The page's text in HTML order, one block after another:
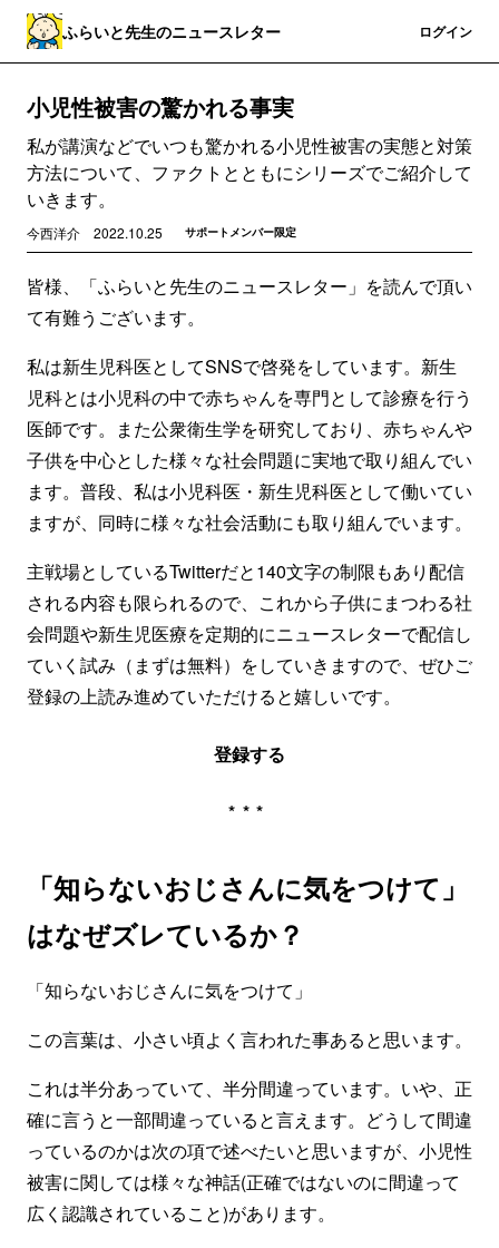
ふらいと先生のニュースレター ログイン
小児性被害の驚かれる事実
私が講演などでいつも驚かれる小児性被害の実態と対策
方法について、ファクトとともにシリーズでご紹介して
いきます。
今西洋介 2022.10.25 サポートメンバー限定
皆様、「ふらいと先生のニュースレター」を読んで頂い
て有難うございます。
私は新生児科医としてSNSで啓発をしています。新生
児科とは小児科の中で赤ちゃんを専門として診療を行う
医師です。また公衆衛生学を研究しており、赤ちゃんや
子供を中心とした様々な社会問題に実地で取り組んでい
ます。普段、私は小児科医・新生児科医として働いてい
ますが、同時に様々な社会活動にも取り組んでいます。
主戦場としているTwitterだと140文字の制限もあり配信
される内容も限られるので、これから子供にまつわる社
会問題や新生児医療を定期的にニュースレターで配信し
ていく試み（まずは無料）をしていきますので、ぜひご
登録の上読み進めていただけると嬉しいです。
登録する
***
「知らないおじさんに気をつけて」
はなぜズレているか？
「知らないおじさんに気をつけて」
この言葉は、小さい頃よく言われた事あると思います。
これは半分あっていて、半分間違っています。いや、正
確に言うと一部間違っていると言えます。どうして間違
っているのかは次の項で述べたいと思いますが、小児性
被害に関しては様々な神話(正確ではないのに間違って
広く認識されていること)があります。